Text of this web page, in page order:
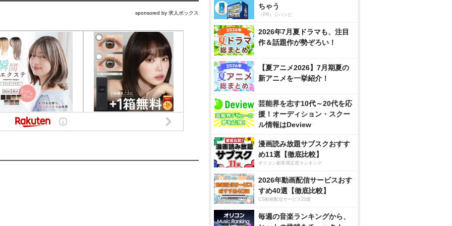
sponsored by 求人ボックス
ちゃう
（PR）ジハンピ
2026年7月夏ドラマも、注目
作＆話題作が勢ぞろい！
【夏アニメ2026】7月期夏の
新アニメを一挙紹介！
芸能界を志す10代～20代を応
援！オーディション・スクー
ル情報はDeview
漫画読み放題サブスクおすす
め11選【徹底比較】
オリコン顧客満足度ランキング
2026年動画配信サービスおす
すめ40選【徹底比較】
CS動画配信サービス20選
毎週の音楽ランキングから、